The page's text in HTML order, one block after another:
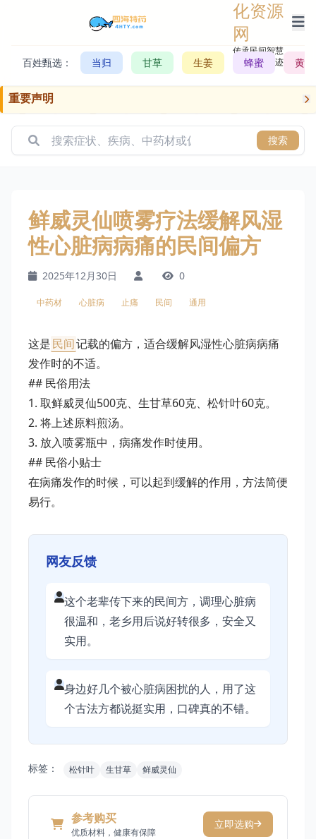
化资源
网
传承民间智慧，
记录历史轨迹
百姓甄选： 当归 甘草 生姜 蜂蜜 黄芪
重要声明
搜索
鲜威灵仙喷雾疗法缓解风湿
性心脏病病痛的民间偏方
2025年12月30日 0
中药材 心脏病 止痛 民间 通用
这是民间记载的偏方，适合缓解风湿性心脏病病痛
发作时的不适。
## 民俗用法
1. 取鲜威灵仙500克、生甘草60克、松针叶60克。
2. 将上述原料煎汤。
3. 放入喷雾瓶中，病痛发作时使用。
## 民俗小贴士
在病痛发作的时候，可以起到缓解的作用，方法简便
易行。
网友反馈
这个老辈传下来的民间方，调理心脏病
很温和，老乡用后说好转很多，安全又
实用。
身边好几个被心脏病困扰的人，用了这
个古法方都说挺实用，口碑真的不错。
标签： 松针叶 生甘草 鲜威灵仙
参考购买
优质材料，健康有保障
立即选购